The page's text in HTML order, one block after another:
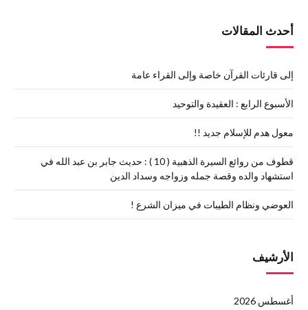
أحدث المقالات
إلى قارئات القرآن خاصة وإلى القراء عامة
الأسبوع الرابع : العقيدة والتوحيد
معول هدم للإسلام جديد !!
قطوف من روائع السيرة الذهبية ( 10 ) : حديث جابر بن عبد الله في
استشهاد والده وقصة جمله وزواجه وسداد الدين
العوضي ونظام الطيبات في ميزان الشرع !
الأرشيف
أغسطس 2026